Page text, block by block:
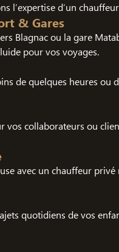
l’expertise d’un
& Gares
Blagnac ou la gare
pour vos voyages.
de quelques heures ou
collaborateurs ou
avec un chauffeur
quotidiens de vos